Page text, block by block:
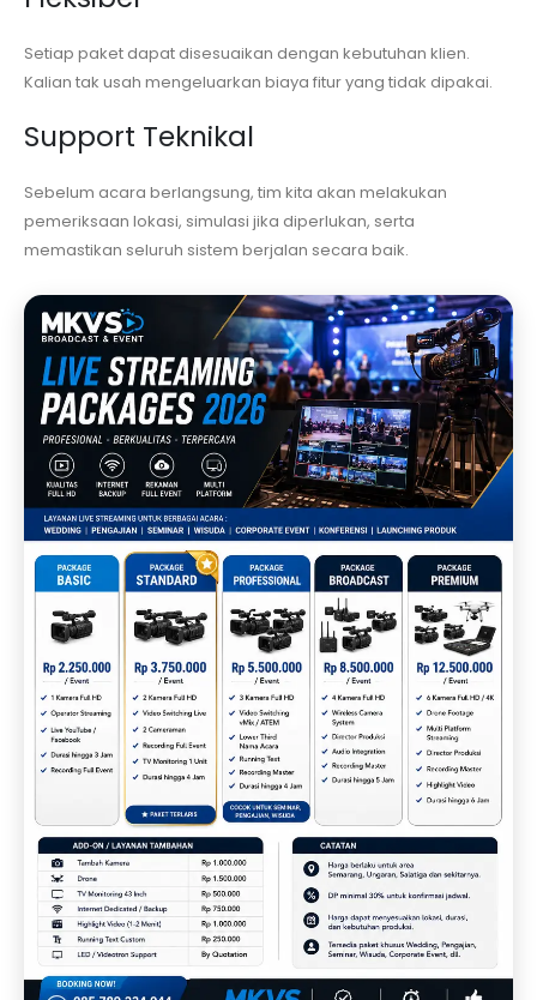
Setiap paket dapat disesuaikan dengan kebutuhan klien.
Kalian tak usah mengeluarkan biaya fitur yang tidak dipakai.
Support Teknikal
Sebelum acara berlangsung, tim kita akan melakukan
pemeriksaan lokasi, simulasi jika diperlukan, serta
memastikan seluruh sistem berjalan secara baik.